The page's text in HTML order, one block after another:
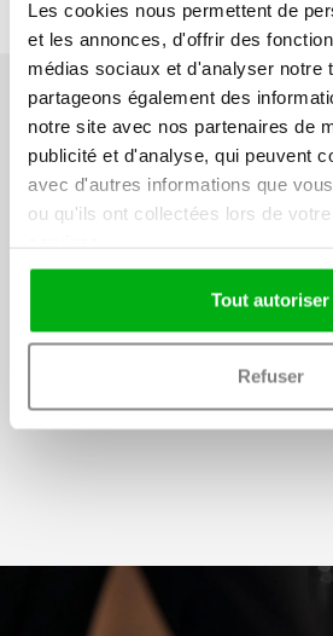
Les cookies nous permettent de
et les annonces, d'offrir des
médias sociaux et d'analyser notre
partageons également des
notre site avec nos partenaires de
publicité et d'analyse, qui peuvent
avec d'autres informations que
ou qu'ils ont collectées lors de
Tout autoriser
Refuser
Nos autres tests
prévention
Tests de compétences